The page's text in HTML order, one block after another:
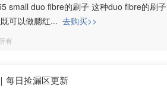
small duo fibre的刷子 这种duo fibre的刷子
可以做腮红... 去购买>>
有
每日捡漏区更新